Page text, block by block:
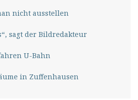
nicht ausstellen
sagt der Bildredakteur
U-Bahn
in Zuffenhausen